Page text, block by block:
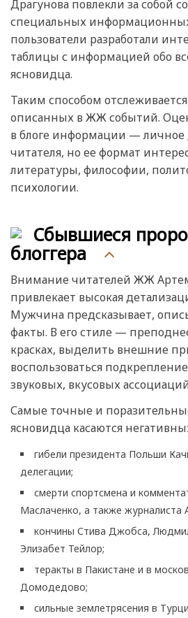
Драгунова повлекли за собой
специальных
пользователи разработали
таблицы с информацией обо
ясновидца.
Таким способом
описанных в ЖЖ событий.
в блоге информации — личное
читателя, но ее формат
литературы, философии,
психологии.
Сбывшиеся
блоггера
Внимание читателей ЖЖ
привлекает высокая
Мужчина предсказывает,
факты. В его стиле —
красках, выделить внешние
воспользоваться
звуковых, вкусовых
Самые точные и
ясновидца касаются
гибели президента Польши
делегации;
смерти спортсмена и
Маслаченко, а также журналиста
кончины Стива Джобса,
Элизабет Тейлор;
теракты в Пакистане и в
Домодедово;
сильные землетрясения в